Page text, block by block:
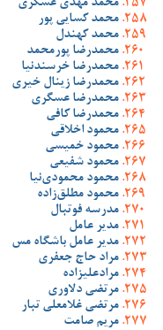
محمد مهدی عسگری
محمد کسایی پور
محمد کهندل
محمدرضا پورمحمد
محمدرضا خرسندنیا
محمدرضا زینال خیری
محمدرضا عسگری
محمدرضا کافی
محمود اخلاقی
محمود خمیسی
محمود شفیعی
محمود محمودی‌نیا
محمود مطلق‌زاده
مدرسه فوتبال
مدیر عامل
مدیر عامل باشگاه مس
مراد حاج جعفری
مرادعلیزاده
مرتضی دلاوری
مرتضی غلامعلی تبار
مریم صامت